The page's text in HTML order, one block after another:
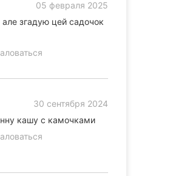
05 февраля 2025
згадую цей садочок
30 сентября 2024
кашу с камочками